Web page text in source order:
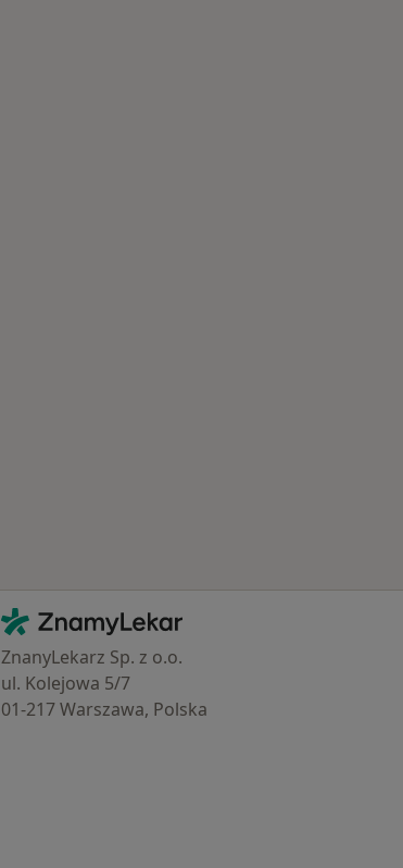
Kontakt
ZnamyLekar - Hlavní stránka
ZnanyLekarz Sp. z o.o.
ul. Kolejowa 5/7
01-217 Warszawa, Polska